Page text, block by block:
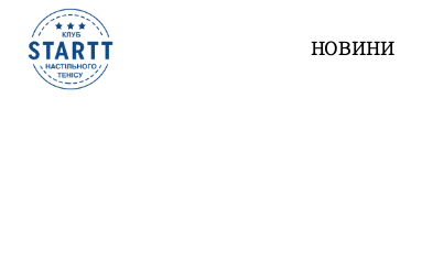
НОВИНИ
Результати турніру